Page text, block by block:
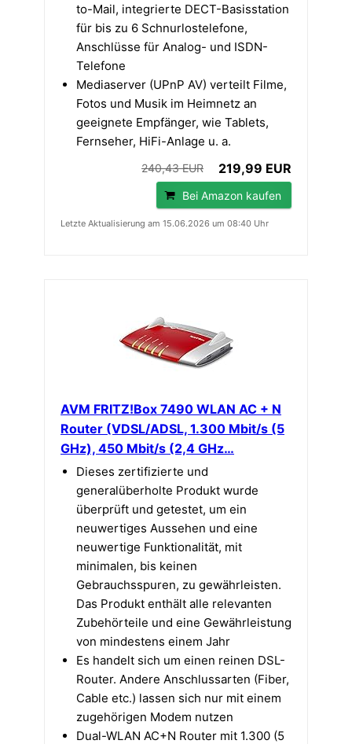
to-Mail, integrierte DECT-Basisstation
für bis zu 6 Schnurlostelefone,
Anschlüsse für Analog- und ISDN-
Telefone
Mediaserver (UPnP AV) verteilt Filme,
Fotos und Musik im Heimnetz an
geeignete Empfänger, wie Tablets,
Fernseher, HiFi-Anlage u. a.
240,43 EUR 219,99 EUR
Bei Amazon kaufen
Letzte Aktualisierung am 15.06.2026 um 08:40 Uhr
AVM FRITZ!Box 7490 WLAN AC + N
Router (VDSL/ADSL, 1.300 Mbit/s (5
GHz), 450 Mbit/s (2,4 GHz…
Dieses zertifizierte und
generalüberholte Produkt wurde
überprüft und getestet, um ein
neuwertiges Aussehen und eine
neuwertige Funktionalität, mit
minimalen, bis keinen
Gebrauchsspuren, zu gewährleisten.
Das Produkt enthält alle relevanten
Zubehörteile und eine Gewährleistung
von mindestens einem Jahr
Es handelt sich um einen reinen DSL-
Router. Andere Anschlussarten (Fiber,
Cable etc.) lassen sich nur mit einem
zugehörigen Modem nutzen
Dual-WLAN AC+N Router mit 1.300 (5